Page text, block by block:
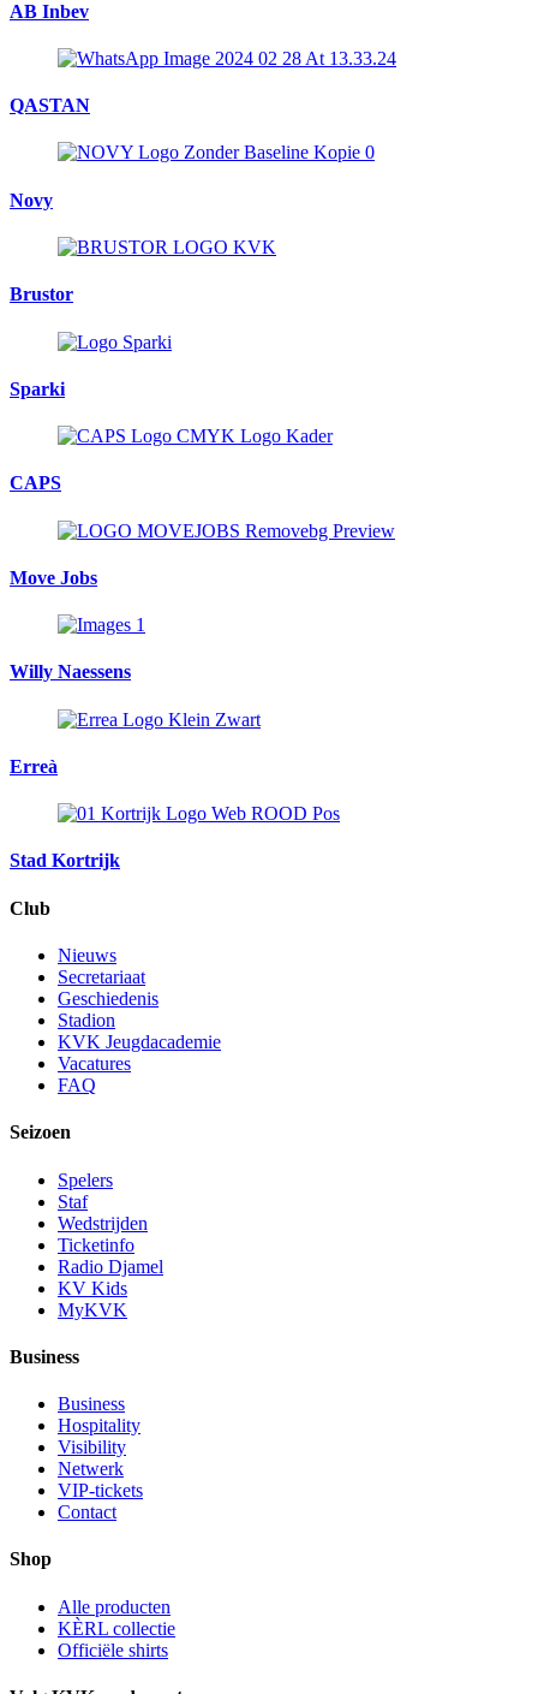
AB Inbev
QASTAN
Novy
Brustor
Sparki
CAPS
Move Jobs
Willy Naessens
Erreà
Stad Kortrijk
Club
Nieuws
Secretariaat
Geschiedenis
Stadion
KVK Jeugdacademie
Vacatures
FAQ
Seizoen
Spelers
Staf
Wedstrijden
Ticketinfo
Radio Djamel
KV Kids
MyKVK
Business
Business
Hospitality
Visibility
Netwerk
VIP-tickets
Contact
Shop
Alle producten
KÈRL collectie
Officiële shirts